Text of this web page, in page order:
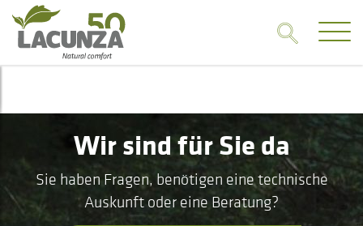
Wir sind für Sie da
Sie haben Fragen, benötigen eine technische
Auskunft oder eine Beratung?